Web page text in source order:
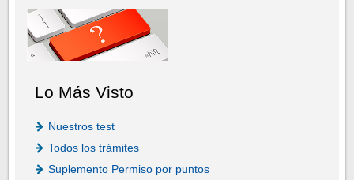
Lo Más Visto
Nuestros test
Todos los trámites
Suplemento Permiso por puntos